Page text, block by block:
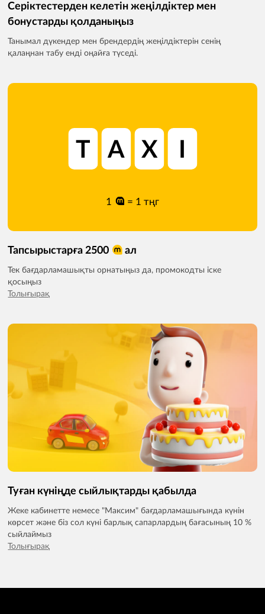
Серіктестерден келетін жеңілдіктер мен
бонустарды қолданыңыз
Танымал дүкендер мен брендердің жеңілдіктерін сенің
қалаңнан табу енді оңайға түседі.
T A X
1 = 1 тңг
Тапсырыстарға 2500 ал
Тек бағдарламашықты орнатыңыз да, промокодты іске
қосыңыз
Толығырақ
Туған күніңде сыйлықтарды қабылда
Жеке кабинетте немесе "Максим" бағдарламашығында күнін
көрсет және біз сол күні барлық сапарлардың бағасының 10 %
сыйлаймыз
Толығырақ